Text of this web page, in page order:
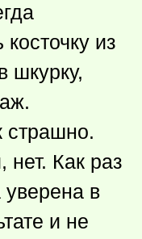
из
шкурку,
страшно.
Как раз
в
и не